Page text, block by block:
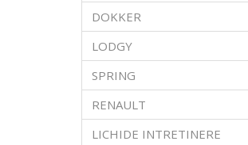
DOKKER
LODGY
SPRING
RENAULT
LICHIDE INTRETINERE